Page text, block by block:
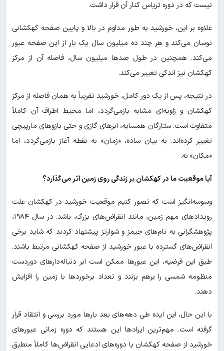
نیست که در دوره تریاس کنار آن قرار داشت.
علاوه بر این، خورشید به طور مداوم در بالا و پایین صفحه کهکشانی
نوسان می‌کند و هر چند ده میلیون سال یک بار از این صفحه عبور
می‌کند. همچنین در طول صدها میلیون سال، فاصله آن از مرکز
کهکشان نیز اندکی تغییر می‌کند.
در نتیجه، پس از یک دور کامل، خورشید تقریباً به همان فاصله از مرکز
کهکشان و زاویه‌ای مشابه بازمی‌گردد، اما محیط اطراف آن کاملاً
متفاوت است. ستارگان همسایه، ابرهای گازی و حتی بازوهای مارپیچی
تغییر کرده‌اند. به بیان ساده، «زمان» به نقطه آغاز بازمی‌گردد، اما
«مکان» نه.
آیا موقعیت ما در کهکشان بر زندگی روی زمین اثر می‌گذارد؟
وسوسه‌انگیز است که تصور کنیم موقعیت خورشید در کهکشان علت
رویدادهای مهم زمین، مانند انقراض‌های بزرگ، باشد. در سال ۱۹۸۴،
پژوهشگرانی به نام‌های جیمز و شوارتز پیشنهاد کردند که شاید برخی
انقراض‌های گسترده با عبور خورشید از صفحه کهکشانی مرتبط باشند.
طبق این فرضیه، این عبورها ممکن است ابر دنباله‌دارهای دوردست
منظومه شمسی را برهم بزنند و تعداد برخوردها با زمین را افزایش
دهند.
با این حال، این ایده طی دهه‌های بعد بارها مورد بررسی و انتقاد قرار
گرفته است. مهم‌ترین ایرادها این هستند که دوره زمانی عبورهای
خورشید از صفحه کهکشان با دوره‌های ادعایی انقراض‌ها کاملاً منطبق